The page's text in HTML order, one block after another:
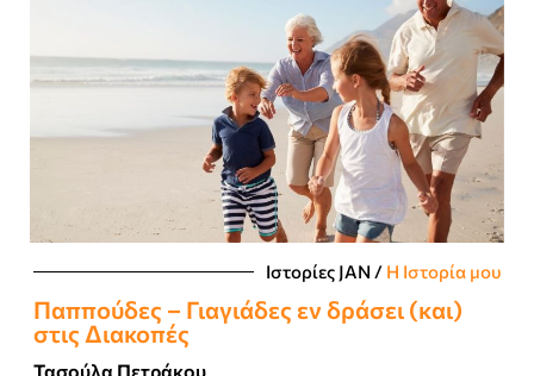
Ιστορίες JΑΝ / Η Ιστορία μου
Παππούδες – Γιαγιάδες εν δράσει (και)
στις Διακοπές
Τασούλα Πετράκου